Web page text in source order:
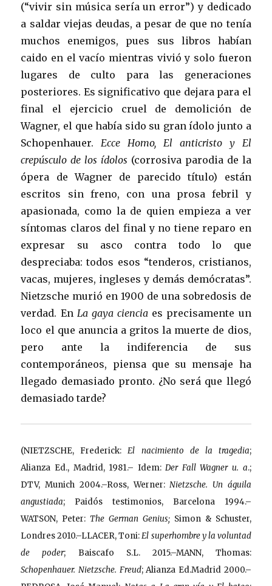
(“vivir sin música sería un error”) y dedicado
a saldar viejas deudas, a pesar de que no tenía
muchos enemigos, pues sus libros habían
caido en el vacío mientras vivió y solo fueron
lugares de culto para las generaciones
posteriores. Es significativo que dejara para el
final el ejercicio cruel de demolición de
Wagner, el que había sido su gran ídolo junto a
Schopenhauer.Ecce Homo, El anticristo y El
crepúsculo de los ídolos (corrosiva parodia de la
ópera de Wagner de parecido título) están
escritos sin freno, con una prosa febril y
apasionada, como la de quien empieza a ver
síntomas claros del final y no tiene reparo en
expresar su asco contra todo lo que
despreciaba: todos esos “tenderos, cristianos,
vacas, mujeres, ingleses y demás demócratas”.
Nietzsche murió en 1900 de una sobredosis de
verdad. EnLa gaya ciencia es precisamente un
loco el que anuncia a gritos la muerte de dios,
pero ante la indiferencia de sus
contemporáneos, piensa que su mensaje ha
llegado demasiado pronto. ¿No será que llegó
demasiado tarde?
(NIETZSCHE, Frederick: El nacimiento de la tragedia;
Alianza Ed., Madrid, 1981.– Idem:Der Fall Wagner u. a.;
DTV, Munich 2004.–Ross, Werner:Nietzsche. Un águila
angustiada; Paidós testimonios, Barcelona 1994.–
WATSON, Peter:The German Genius;Simon & Schuster,
Londres 2010.–LLACER, Toni:El superhombre y la voluntad
de poder; Baiscafo S.L. 2015.–MANN, Thomas:
Schopenhauer. Nietzsche. Freud; Alianza Ed.Madrid 2000.–